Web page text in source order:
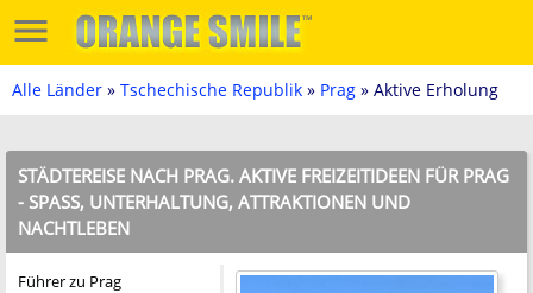
Alle Länder » Tschechische Republik » Prag » Aktive Erholung
STÄDTEREISE NACH PRAG. AKTIVE FREIZEITIDEEN FÜR PRAG
- SPASS, UNTERHALTUNG, ATTRAKTIONEN UND N
ACHTLEBEN
Führer zu Prag